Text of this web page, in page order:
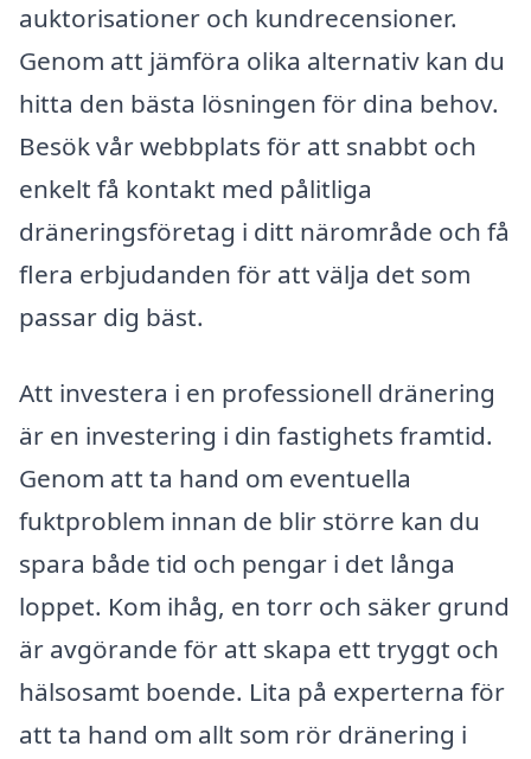
auktorisationer och kundrecensioner.
Genom att jämföra olika alternativ kan du
hitta den bästa lösningen för dina behov.
Besök vår webbplats för att snabbt och
enkelt få kontakt med pålitliga
dräneringsföretag i ditt närområde och få
flera erbjudanden för att välja det som
passar dig bäst.
Att investera i en professionell dränering
är en investering i din fastighets framtid.
Genom att ta hand om eventuella
fuktproblem innan de blir större kan du
spara både tid och pengar i det långa
loppet. Kom ihåg, en torr och säker grund
är avgörande för att skapa ett tryggt och
hälsosamt boende. Lita på experterna för
att ta hand om allt som rör dränering i